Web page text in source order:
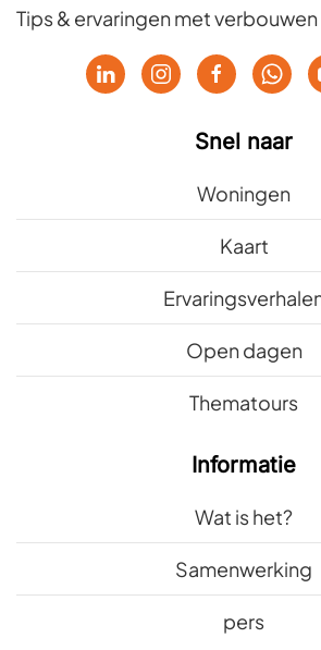
Tips & ervaringen met
Snel naar
Woningen
Kaart
Open dagen
Thematours
Informatie
Wat is het?
Samenwerking
pers